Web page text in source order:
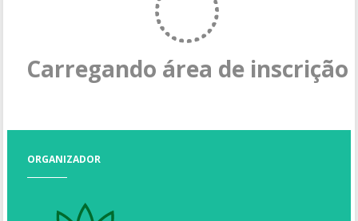
Carregando área de inscrição
ORGANIZADOR